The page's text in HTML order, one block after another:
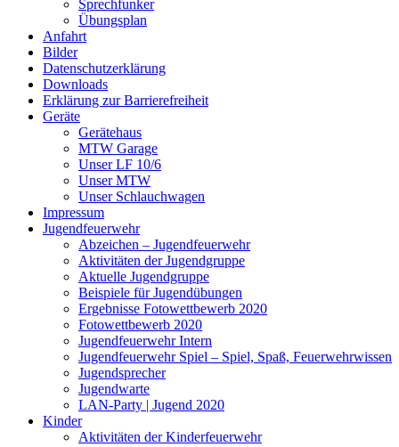
Sprechfunker
Übungsplan
Anfahrt
Bilder
Datenschutzerklärung
Downloads
Erklärung zur Barriere­frei­heit
Geräte
Gerätehaus
MTW Garage
Unser LF 10/6
Unser MTW
Unser Schlauchwagen
Impressum
Jugendfeuerwehr
Abzeichen – Jugendfeuerwehr
Aktivitäten der Jugendgruppe
Aktuelle Jugendgruppe
Beispiele für Jugendübungen
Ergebnisse Fotowettbewerb 2020
Fotowettbewerb 2020
Jugendfeuerwehr Intern
Jugendfeuerwehr Spiel – Spiel, Spaß, Feuerwehrwissen
Jugendsprecher
Jugendwarte
LAN-Party | Jugend 2020
Kinder
Aktivitäten der Kinderfeuerwehr